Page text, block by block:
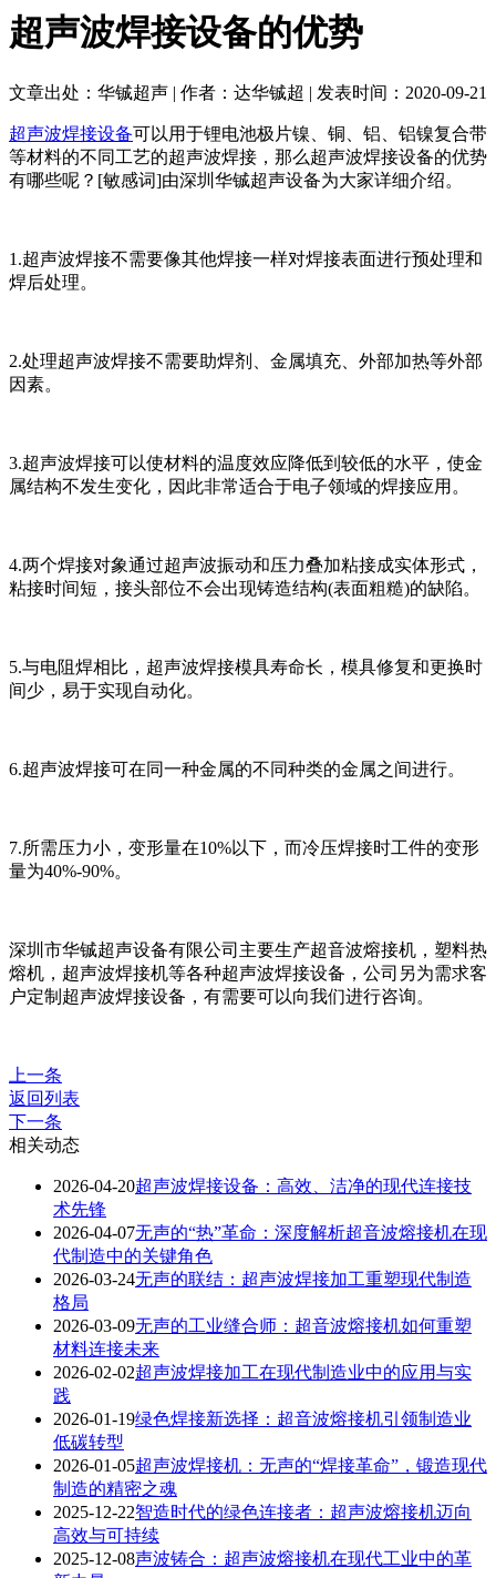
超声波焊接设备的优势
文章出处：华铖超声 | 作者：达华铖超 | 发表时间：2020-09-21
超声波焊接设备可以用于锂电池极片镍、铜、铝、铝镍复合带
等材料的不同工艺的超声波焊接，那么超声波焊接设备的优势
有哪些呢？[敏感词]由深圳华铖超声设备为大家详细介绍。
1.超声波焊接不需要像其他焊接一样对焊接表面进行预处理和
焊后处理。
2.处理超声波焊接不需要助焊剂、金属填充、外部加热等外部
因素。
3.超声波焊接可以使材料的温度效应降低到较低的水平，使金
属结构不发生变化，因此非常适合于电子领域的焊接应用。
4.两个焊接对象通过超声波振动和压力叠加粘接成实体形式，
粘接时间短，接头部位不会出现铸造结构(表面粗糙)的缺陷。
5.与电阻焊相比，超声波焊接模具寿命长，模具修复和更换时
间少，易于实现自动化。
6.超声波焊接可在同一种金属的不同种类的金属之间进行。
7.所需压力小，变形量在10%以下，而冷压焊接时工件的变形
量为40%-90%。
深圳市华铖超声设备有限公司主要生产超音波熔接机，塑料热
熔机，超声波焊接机等各种超声波焊接设备，公司另为需求客
户定制超声波焊接设备，有需要可以向我们进行咨询。
上一条
返回列表
下一条
相关动态
2026-04-20超声波焊接设备：高效、洁净的现代连接技
术先锋
2026-04-07无声的“热”革命：深度解析超音波熔接机在现
代制造中的关键角色
2026-03-24无声的联结：超声波焊接加工重塑现代制造
格局
2026-03-09无声的工业缝合师：超音波熔接机如何重塑
材料连接未来
2026-02-02超声波焊接加工在现代制造业中的应用与实
践
2026-01-19绿色焊接新选择：超音波熔接机引领制造业
低碳转型
2026-01-05超声波焊接机：无声的“焊接革命”，锻造现代
制造的精密之魂
2025-12-22智造时代的绿色连接者：超声波熔接机迈向
高效与可持续
2025-12-08声波铸合：超声波熔接机在现代工业中的革